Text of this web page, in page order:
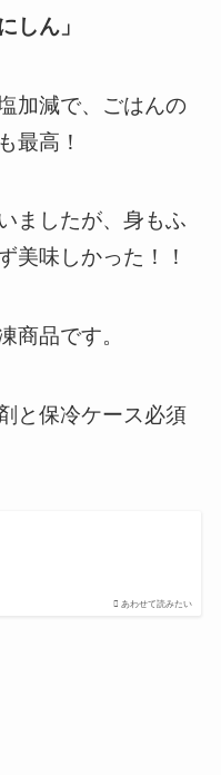
しん」
加減で、ごはんの
最高！
ましたが、身もふ
美味しかった！！
商品です。
と保冷ケース必須
あわせて読みたい